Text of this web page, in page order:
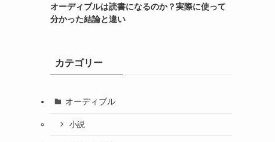
オーディブルは読書になるのか？実際に使って
分かった結論と違い
カテゴリー
オーディブル
小説